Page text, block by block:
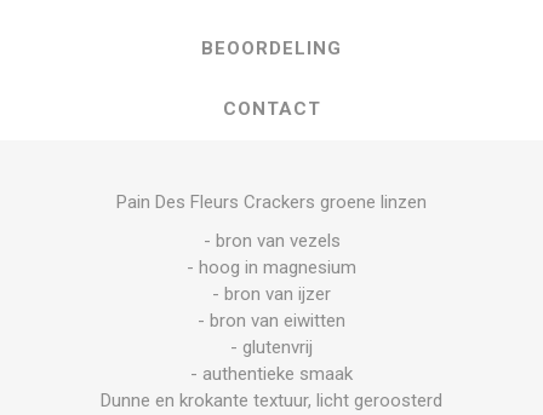
BEOORDELING
CONTACT
Pain Des Fleurs Crackers groene linzen
- bron van vezels
- hoog in magnesium
- bron van ijzer
- bron van eiwitten
- glutenvrij
- authentieke smaak
Dunne en krokante textuur, licht geroosterd